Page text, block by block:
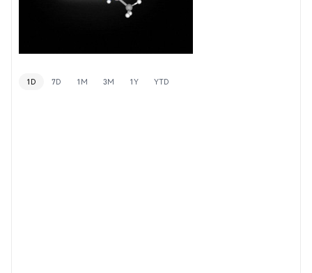
1D 7D 1M 3M 1Y YTD